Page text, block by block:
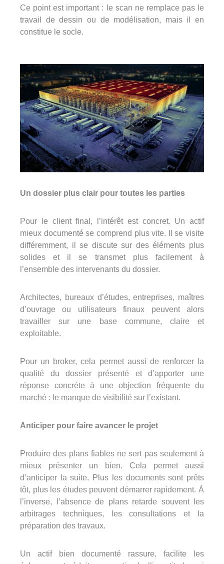
Ce point est important : le scan ne remplace pas le
travail de dessin ou de modélisation, mais il en
constitue le socle.
Un dossier plus clair pour toutes les parties
Pour le client final, l’intérêt est concret. Un actif
mieux documenté se comprend plus vite. Il se visite
différemment, il se discute sur des éléments plus
solides et il se transmet plus facilement à
l’ensemble des intervenants du dossier.
Architectes, bureaux d’études, entreprises, maîtres
d’ouvrage ou utilisateurs finaux peuvent alors
travailler sur une base commune, claire et
exploitable.
Pour un broker, cela permet aussi de renforcer la
qualité du dossier présenté et d’apporter une
réponse concrète à une objection fréquente du
marché : le manque de visibilité sur l’existant.
Anticiper pour faire avancer le projet
Produire des plans fiables ne sert pas seulement à
mieux présenter un bien. Cela permet aussi
d’anticiper la suite. Plus les documents sont prêts
tôt, plus les études peuvent démarrer rapidement. À
l’inverse, l’absence de plans retarde souvent les
arbitrages techniques, les consultations et la
préparation des travaux.
Un actif bien documenté rassure, facilite les